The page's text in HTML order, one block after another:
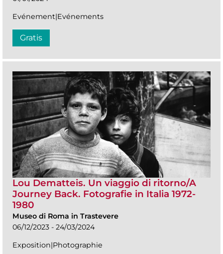
Evénement|Evénements
Gratis
Lou Dematteis. Un viaggio di ritorno/A
Journey Back. Fotografie in Italia 1972-
1980
Museo di Roma in Trastevere
06/12/2023 - 24/03/2024
Exposition|Photographie